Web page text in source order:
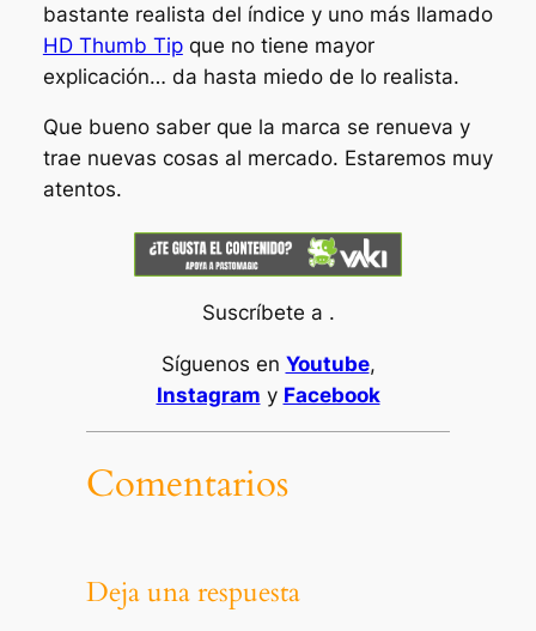
bastante realista del índice y uno más llamado
HD Thumb Tipque no tiene mayor
explicación… da hasta miedo de lo realista.
Que bueno saber que la marca se renueva y
trae nuevas cosas al mercado. Estaremos muy
atentos.
Suscríbete a .
Síguenos en Youtube,
Instagram y Facebook
Comentarios
Deja una respuesta